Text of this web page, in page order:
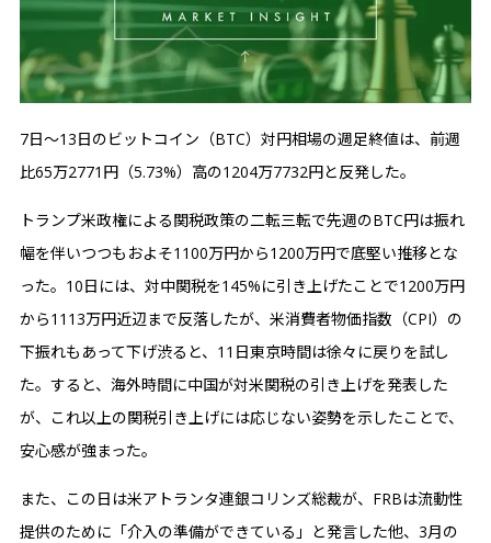
7日〜13日のビットコイン（BTC）対円相場の週足終値は、前週
比65万2771円（5.73%）高の1204万7732円と反発した。
トランプ米政権による関税政策の二転三転で先週のBTC円は振れ
幅を伴いつつもおよそ1100万円から1200万円で底堅い推移とな
った。10日には、対中関税を145%に引き上げたことで1200万円
から1113万円近辺まで反落したが、米消費者物価指数（CPI）の
下振れもあって下げ渋ると、11日東京時間は徐々に戻りを試し
た。すると、海外時間に中国が対米関税の引き上げを発表した
が、これ以上の関税引き上げには応じない姿勢を示したことで、
安心感が強まった。
また、この日は米アトランタ連銀コリンズ総裁が、FRBは流動性
提供のために「介入の準備ができている」と発言した他、3月の